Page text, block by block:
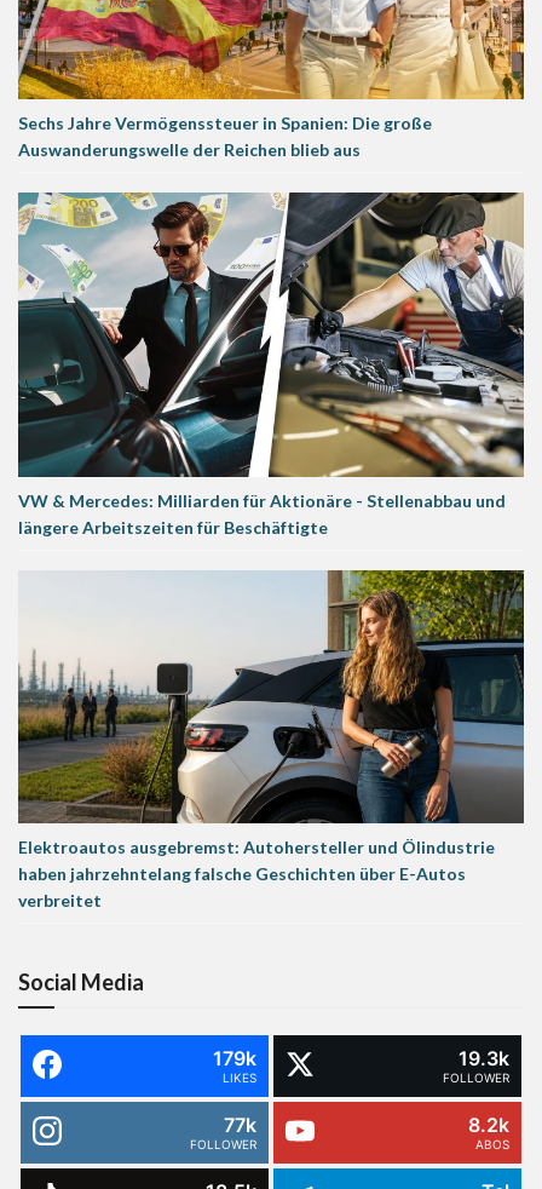
Sechs Jahre Vermögenssteuer in Spanien: Die große
Auswanderungswelle der Reichen blieb aus
VW & Mercedes: Milliarden für Aktionäre - Stellenabbau und
längere Arbeitszeiten für Beschäftigte
Elektroautos ausgebremst: Autohersteller und Ölindustrie
haben jahrzehntelang falsche Geschichten über E-Autos
verbreitet
Social Media
179k
LIKES
19.3k
FOLLOWER
77k
FOLLOWER
8.2k
ABOS